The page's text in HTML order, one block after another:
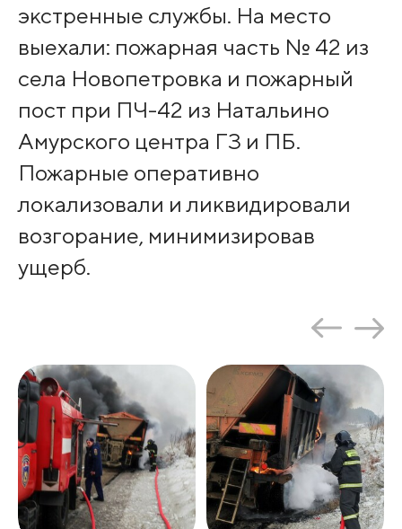
экстренные службы. На место
выехали: пожарная часть № 42 из
села Новопетровка и пожарный
пост при ПЧ-42 из Натальино
Амурского центра ГЗ и ПБ.
Пожарные оперативно
локализовали и ликвидировали
возгорание, минимизировав
ущерб.